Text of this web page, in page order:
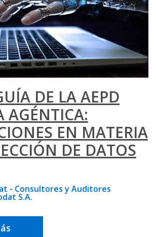
DE LA AEPD
AGÉNTICA:
EN MATERIA
DE DATOS
- Consultores y Auditores
S.A.